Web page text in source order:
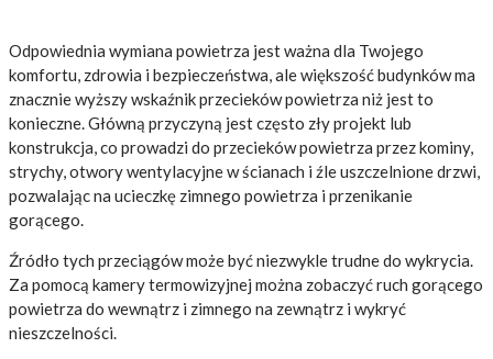
Odpowiednia wymiana powietrza jest ważna dla Twojego
komfortu, zdrowia i bezpieczeństwa, ale większość budynków ma
znacznie wyższy wskaźnik przecieków powietrza niż jest to
konieczne. Główną przyczyną jest często zły projekt lub
konstrukcja, co prowadzi do przecieków powietrza przez kominy,
strychy, otwory wentylacyjne w ścianach i źle uszczelnione drzwi,
pozwalając na ucieczkę zimnego powietrza i przenikanie
gorącego.
Źródło tych przeciągów może być niezwykle trudne do wykrycia.
Za pomocą kamery termowizyjnej można zobaczyć ruch gorącego
powietrza do wewnątrz i zimnego na zewnątrz i wykryć
nieszczelności.